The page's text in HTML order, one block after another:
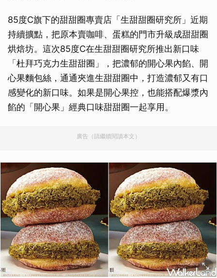
85度C旗下的甜甜圈專賣店「生甜甜圈研究所」近期
持續擴點，把原本賣咖啡、蛋糕的門市升級成甜甜圈
烘焙坊。這次85度C在生甜甜圈研究所推出新口味
「杜拜巧克力生甜甜圈」，把濃郁的開心果內餡、開
心果麵包絲，通通夾進生甜甜圈中，打造濃郁又有口
感變化的新口味。如果是開心果控，也能搭配爆漿內
餡的「開心果」經典口味甜甜圈一起享用。
廣告（請繼續閱讀本文）